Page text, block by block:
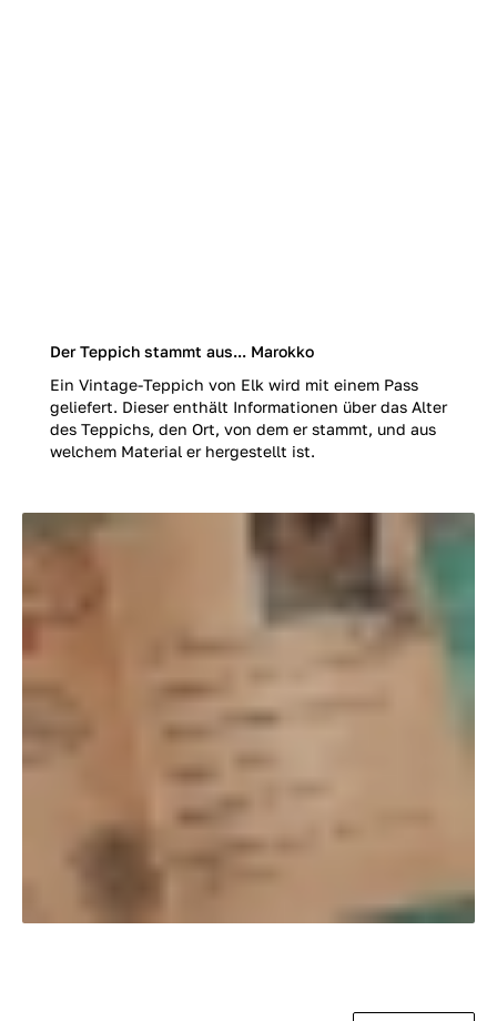
Der Teppich stammt aus... Marokko
Ein Vintage-Teppich von Elk wird mit einem Pass
geliefert. Dieser enthält Informationen über das Alter
des Teppichs, den Ort, von dem er stammt, und aus
welchem Material er hergestellt ist.